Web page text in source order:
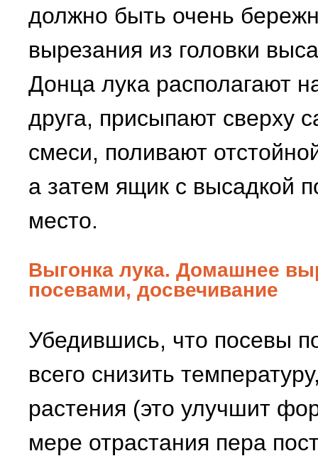
должно быть очень
вырезания из головки
Донца лука располагают
друга, присыпают сверху
смеси, поливают
а затем ящик с высадкой
место.
Выгонка лука. Домашнее
посевами, досвечивание
Убедившись, что посевы
всего снизить
растения (это улучшит
мере отрастания пера